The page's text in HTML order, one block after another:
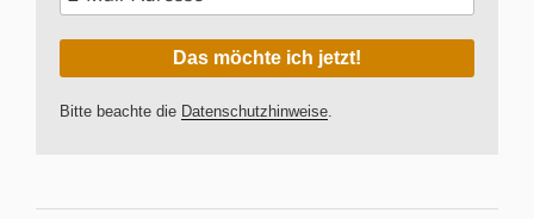
Bitte beachte die Datenschutzhinweise